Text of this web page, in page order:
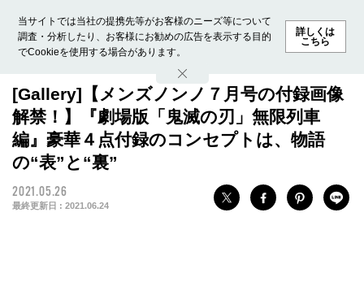
当サイトでは当社の提携先等がお客様のニーズ等について
調査・分析したり、お客様にお勧めの広告を表示する目的
でCookieを使用する場合があります。
詳しくは
こちら
ホーム モデル募集 ランキング ファッション ビューテ
[Gallery]【メンズノンノ７月号の付録画像
解禁！】『劇場版「鬼滅の刃」無限列車
編』豪華４点付録のコンセプトは、物語
の“表”と“裏”
2021.05.26
最終更新日 : 2021.06.24